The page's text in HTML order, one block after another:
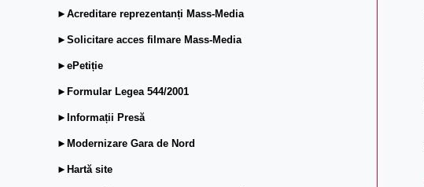
►Acreditare reprezentanți Mass-Media
►Solicitare acces filmare Mass-Media
►ePetiție
►Formular Legea 544/2001
►Informații Presă
►Modernizare Gara de Nord
►Hartă site